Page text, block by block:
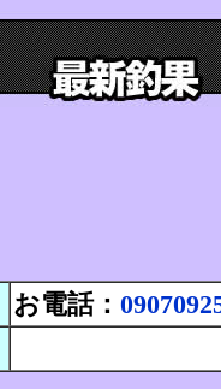
お電話：